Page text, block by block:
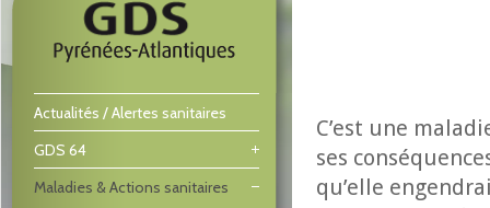
Actualités / Alertes sanitaires
GDS 64
Maladies & Actions sanitaires
C’est une
ses
qu’elle